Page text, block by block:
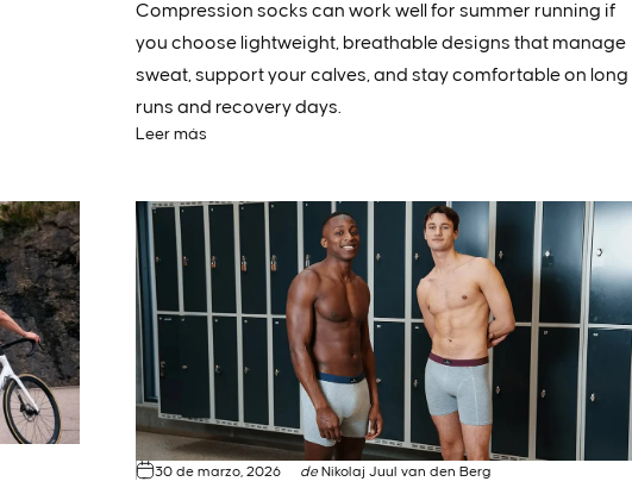
Compression socks can work well for summer running if
you choose lightweight, breathable designs that manage
sweat, support your calves, and stay comfortable on long
runs and recovery days.
Leer más
30 de marzo, 2026 de Nikolaj Juul van den Berg